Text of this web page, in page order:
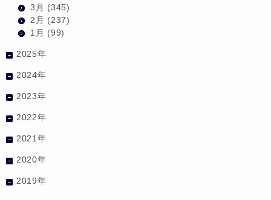
3月 (345)
2月 (237)
1月 (99)
2025年
2024年
2023年
2022年
2021年
2020年
2019年